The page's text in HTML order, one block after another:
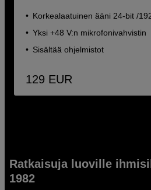
Korkealaatuinen ääni 24-bit /
Yksi +48 V:n mikrofonivahvistin
Sisältää ohjelmistot
129 EUR
Ratkaisuja luoville
1982